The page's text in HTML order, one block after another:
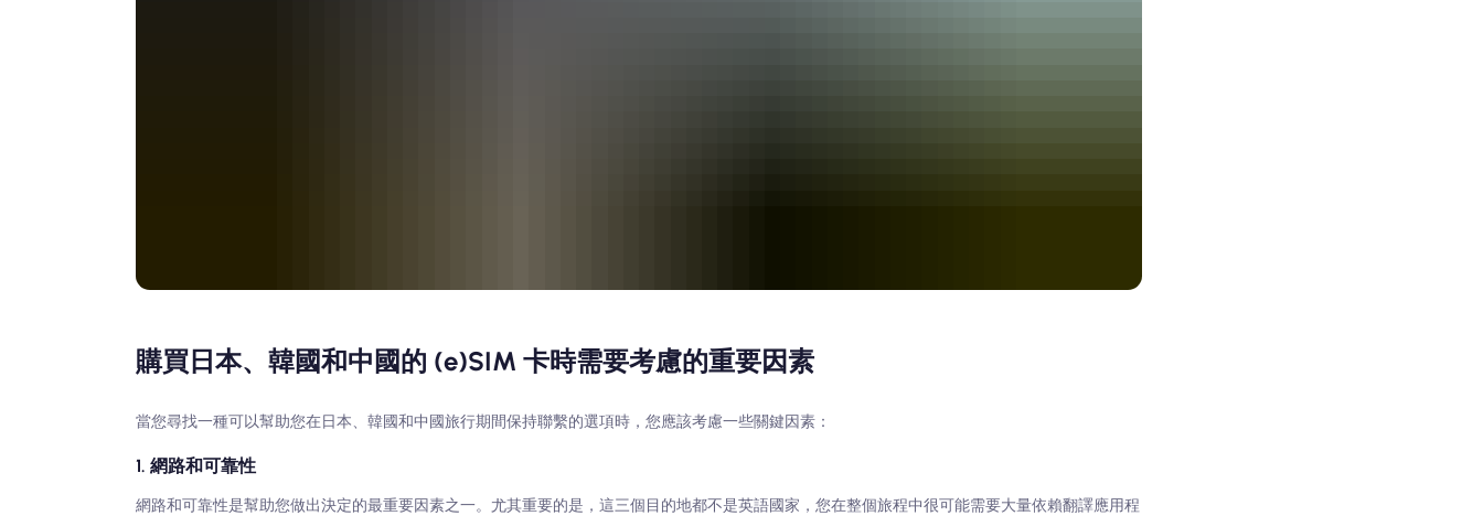
購買日本、韓國和中國的 (e)SIM 卡時需要考慮的重要因素
當您尋找一種可以幫助您在日本、韓國和中國旅行期間保持聯繫的選項時，您應該考慮一些關鍵因素：
1. 網路和可靠性
網路和可靠性是幫助您做出決定的最重要因素之一。尤其重要的是，這三個目的地都不是英語國家，您在整個旅程中很可能需要大量依賴翻譯應用程